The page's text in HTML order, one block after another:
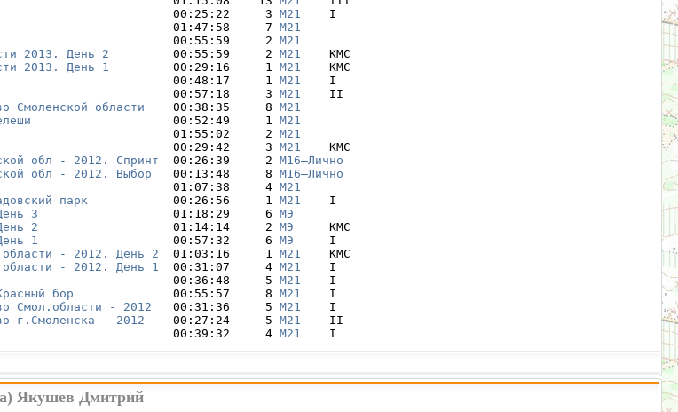
00:25:22     3
М21
    I
01:47:58     7
М21
00:55:59     2
М21
2013. День 2
         00:55:59     2
М21
    КМС
2013. День 1
         00:29:16     1
М21
    КМС
00:48:17     1
М21
    I
00:57:18     3
М21
    II
Смоленской области
    00:38:35     8
М21
                    00:52:49     1
М21
01:55:02     2
М21
00:29:42     3
М21
    КМС
обл - 2012. Спринт
  00:26:39     2
М16—Лично
обл - 2012. Выбор
   00:13:48     8
М16—Лично
01:07:38     4
М21
парк
            00:26:56     1
М21
    I
3
                   01:18:29     6
МЭ
2
                   01:14:14     2
МЭ
     КМС
1
                   00:57:32     6
МЭ
     I
- 2012. День 2
  01:03:16     1
М21
    КМС
- 2012. День 1
  00:31:07     4
М21
    I
00:36:48     5
М21
    I
бор
              00:55:57     8
М21
    I
Смол.области - 2012
   00:31:36     5
М21
    I
г.Смоленска - 2012
    00:27:24     5
М21
    II
00:39:32     4
М21
    I
Якушев Дмитрий